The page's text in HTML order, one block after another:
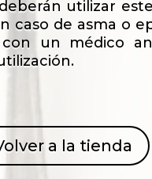
utilizar
caso de asma o
un médico
a la tienda